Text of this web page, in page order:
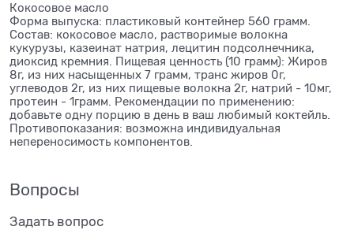
Кокосовое масло
Форма выпуска: пластиковый контейнер 560 грамм.
Состав: кокосовое масло, растворимые волокна
кукурузы, казеинат натрия, лецитин подсолнечника,
диоксид кремния. Пищевая ценность (10 грамм): Жиров
8г, из них насыщенных 7 грамм, транс жиров 0г,
углеводов 2г, из них пищевые волокна 2г, натрий - 10мг,
протеин - 1грамм. Рекомендации по применению:
добавьте одну порцию в день в ваш любимый коктейль.
Противопоказания: возможна индивидуальная
непереносимость компонентов.
Вопросы
Задать вопрос